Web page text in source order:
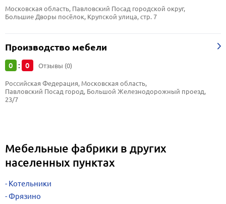
Московская область, Павловский Посад городской округ,
Большие Дворы посёлок, Крупской улица, стр. 7
Производство мебели
0 : 0 Отзывы (0)
Российская Федерация, Московская область,
Павловский Посад город, Большой Железнодорожный проезд,
23/7
Мебельные фабрики в других
населенных пунктах
Котельники
Фрязино